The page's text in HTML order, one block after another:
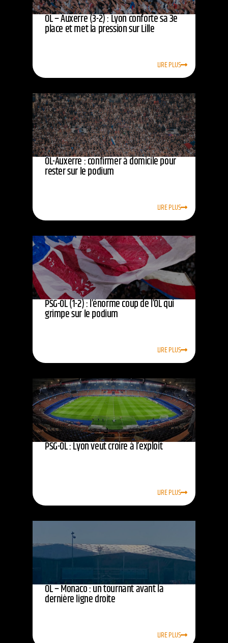
OL – Auxerre (3-2) : Lyon conforte sa 3e
place et met la pression sur Lille
LIRE PLUS
OL-Auxerre : confirmer à domicile pour
rester sur le podium
LIRE PLUS
PSG-OL (1-2) : l’énorme coup de l’OL qui
grimpe sur le podium
LIRE PLUS
PSG-OL : Lyon veut croire à l’exploit
LIRE PLUS
OL – Monaco : un tournant avant la
dernière ligne droite
LIRE PLUS